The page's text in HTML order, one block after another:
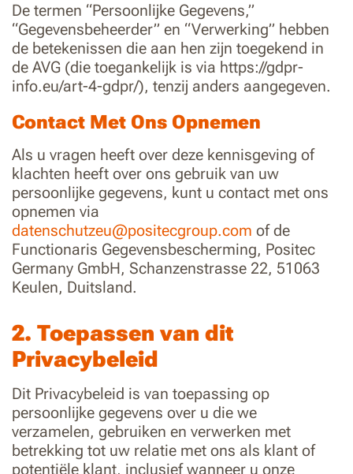
De termen “Persoonlijke Gegevens,”
“Gegevensbeheerder” en “Verwerking” hebben
de betekenissen die aan hen zijn toegekend in
de AVG (die toegankelijk is via https://gdpr-
info.eu/art-4-gdpr/), tenzij anders aangegeven.
Contact Met Ons Opnemen
Als u vragen heeft over deze kennisgeving of
klachten heeft over ons gebruik van uw
persoonlijke gegevens, kunt u contact met ons
opnemen via
datenschutzeu@positecgroup.com of de
Functionaris Gegevensbescherming, Positec
Germany GmbH, Schanzenstrasse 22, 51063
Keulen, Duitsland.
2. Toepassen van dit
Privacybeleid
Dit Privacybeleid is van toepassing op
persoonlijke gegevens over u die we
verzamelen, gebruiken en verwerken met
betrekking tot uw relatie met ons als klant of
potentiële klant, inclusief wanneer u onze